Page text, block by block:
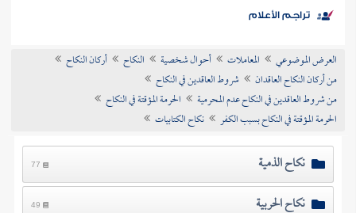
موضوعي
تراجم الأعلام
العرض الموضوعي المعاملات أحوال شخصية النكاح
أركان النكاح
من أركان النكاح العاقدان
شروط العاقدين في النكاح
من شروط العاقدين في النكاح عدم المحرمية
الحرمة المؤقتة في النكاح
الحرمة المؤقتة في النكاح بسبب الكفر
نكاح الكتابيات
نكاح الذمية 77
نكاح الحربية 49